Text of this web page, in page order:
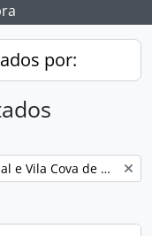
por:
União das Freguesias de Vila Chã, Codal e Vila Cova de Perrinho